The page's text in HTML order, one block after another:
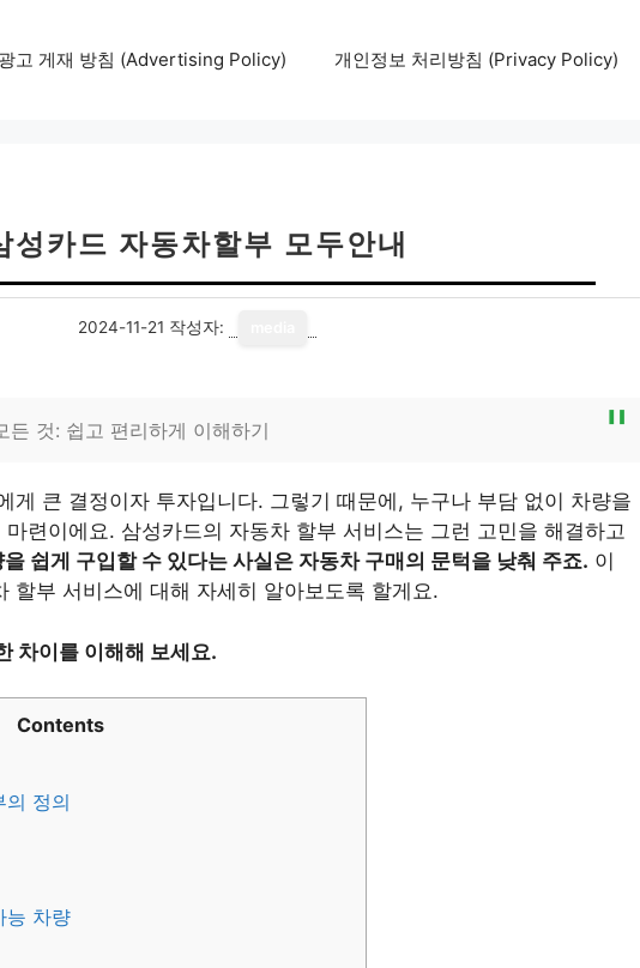
광고 게재 방침 (Advertising Policy) 개인정보 처리방침 (Privacy Policy)
성카드 자동차할부 모두안내
2024-11-21 작성자:
든 것: 쉽고 편리하게 이해하기
게 큰 결정이자 투자입니다. 그렇기 때문에, 누구나 부담 없이 차량을
련이에요. 삼성카드의 자동차 할부 서비스는 그런 고민을 해결하고
쉽게 구입할 수 있다는 사실은 자동차 구매의 문턱을 낮춰 주죠. 이
할부 서비스에 대해 자세히 알아보도록 할게요.
차이를 이해해 보세요.
Contents
의 정의
능 차량